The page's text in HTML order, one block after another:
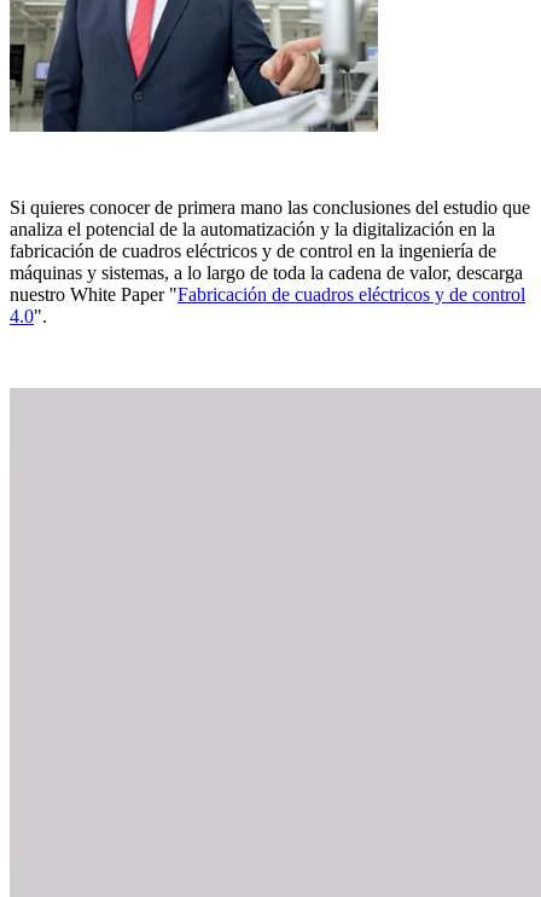
Si quieres conocer de primera mano las conclusiones del estudio que
analiza el potencial de la automatización y la digitalización en la
fabricación de cuadros eléctricos y de control en la ingeniería de
máquinas y sistemas, a lo largo de toda la cadena de valor, descarga
nuestro White Paper "Fabricación de cuadros eléctricos y de control
4.0".